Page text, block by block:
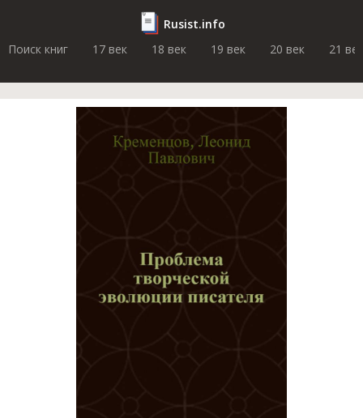
Rusist.info
Поиск книг
17 век 18 век 19 век 20 век 21 век